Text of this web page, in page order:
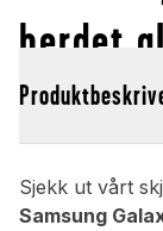
herdet
Sjekk ut vårt
Samsung